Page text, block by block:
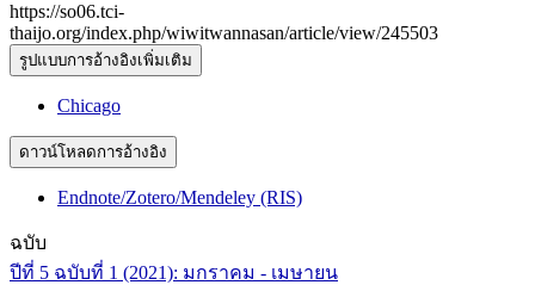
https://so06.tci-
thaijo.org/index.php/wiwitwannasan/article/view/245503
รูปแบบการอ้างอิงเพิ่มเติม
Chicago
ดาวน์โหลดการอ้างอิง
Endnote/Zotero/Mendeley (RIS)
ฉบับ
ปีที่ 5 ฉบับที่ 1 (2021): มกราคม - เมษายน